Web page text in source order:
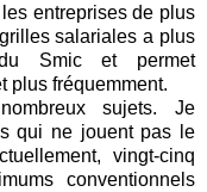
entreprises de plus
salariales a plus
Smic et permet
plus fréquemment.
sujets. Je
qui ne jouent pas le
vingt-cinq
conventionnels